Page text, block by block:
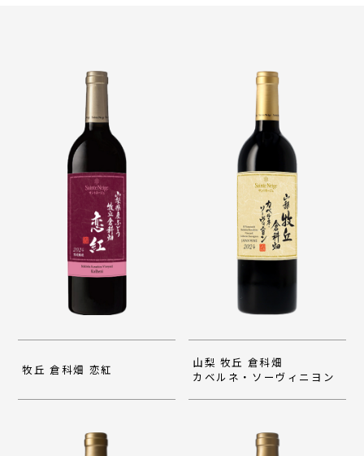
牧丘 倉科畑 恋紅
山梨 牧丘 倉科畑
カベルネ・ソーヴィニヨン